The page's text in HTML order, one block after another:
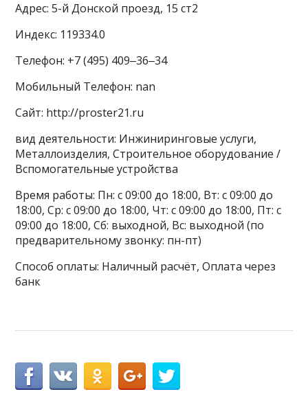
Адрес: 5-й Донской проезд, 15 ст2
Индекс: 119334.0
Телефон: +7 (495) 409‒36‒34
Мобильный Телефон: nan
Сайт: http://proster21.ru
вид деятельности: Инжиниринговые услуги,
Металлоизделия, Строительное оборудование /
Вспомогательные устройства
Время работы: Пн: с 09:00 до 18:00, Вт: с 09:00 до
18:00, Ср: с 09:00 до 18:00, Чт: с 09:00 до 18:00, Пт: с
09:00 до 18:00, Сб: выходной, Вс: выходной (по
предварительному звонку: пн-пт)
Способ оплаты: Наличный расчёт, Оплата через
банк